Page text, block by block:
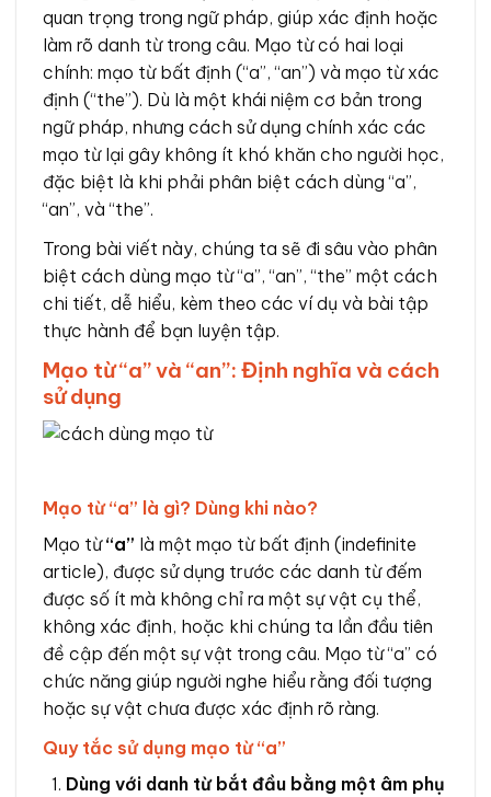
quan trọng trong ngữ pháp, giúp xác định hoặc
làm rõ danh từ trong câu. Mạo từ có hai loại
chính: mạo từ bất định (“a”, “an”) và mạo từ xác
định (“the”). Dù là một khái niệm cơ bản trong
ngữ pháp, nhưng cách sử dụng chính xác các
mạo từ lại gây không ít khó khăn cho người học,
đặc biệt là khi phải phân biệt cách dùng “a”,
“an”, và “the”.
Trong bài viết này, chúng ta sẽ đi sâu vào phân
biệt cách dùng mạo từ “a”, “an”, “the” một cách
chi tiết, dễ hiểu, kèm theo các ví dụ và bài tập
thực hành để bạn luyện tập.
Mạo từ “a” và “an”: Định nghĩa và cách
sử dụng
Mạo từ “a” là gì? Dùng khi nào?
Mạo từ“a” là một mạo từ bất định (indefinite
article), được sử dụng trước các danh từ đếm
được số ít mà không chỉ ra một sự vật cụ thể,
không xác định, hoặc khi chúng ta lần đầu tiên
đề cập đến một sự vật trong câu. Mạo từ “a” có
chức năng giúp người nghe hiểu rằng đối tượng
hoặc sự vật chưa được xác định rõ ràng.
Quy tắc sử dụng mạo từ “a”
Dùng với danh từ bắt đầu bằng một âm phụ